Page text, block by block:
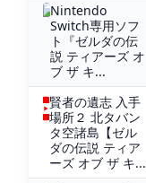
Nintendo
Switch専用ソフ
ト『ゼルダの伝
説 ティアーズ オ
ブ ザ キ...
賢者の遺志 入手
場所２ 北タバン
タ空諸島【ゼル
ダの伝説 ティア
ーズ オブ ザ キ...